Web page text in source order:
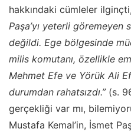
hakkındaki cümleler
Paşa’yı yeterli göremeyen
değildi. Ege bölgesinde
milis komutanı, özellikle
Mehmet Efe ve Yörük Ali
durumdan rahatsızdı.”(s.
gerçekliği var mı,
Mustafa Kemal’in, İsmet